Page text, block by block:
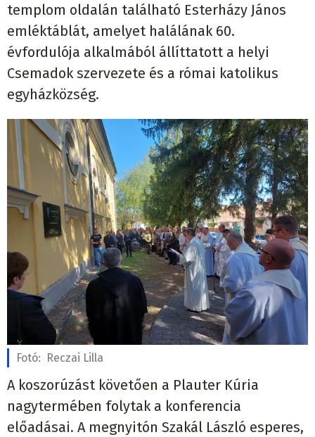
templom oldalán található Esterházy János
emléktáblát, amelyet halálának 60.
évfordulója alkalmából állíttatott a helyi
Csemadok szervezete és a római katolikus
egyházközség.
Fotó: Reczai Lilla
A koszorúzást követően a Plauter Kúria
nagytermében folytak a konferencia
előadásai. A megnyitón Szakál László esperes,